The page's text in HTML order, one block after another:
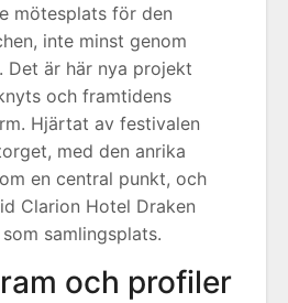
mötesplats för den
inte minst genom
Det är här nya projekt
och framtidens
Hjärtat av festivalen
med den anrika
en central punkt, och
Clarion Hotel Draken
samlingsplats.
och profiler